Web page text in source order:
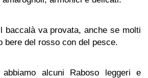
baccalà va provata, anche se molti
bere del rosso con del pesce.
alcuni Raboso leggeri e